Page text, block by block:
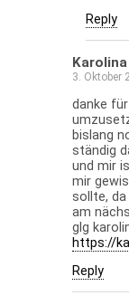
Reply
Karolina
3. Oktober
danke
bislang
ständig
und mir
mir
sollte,
am
glg
https://
Reply